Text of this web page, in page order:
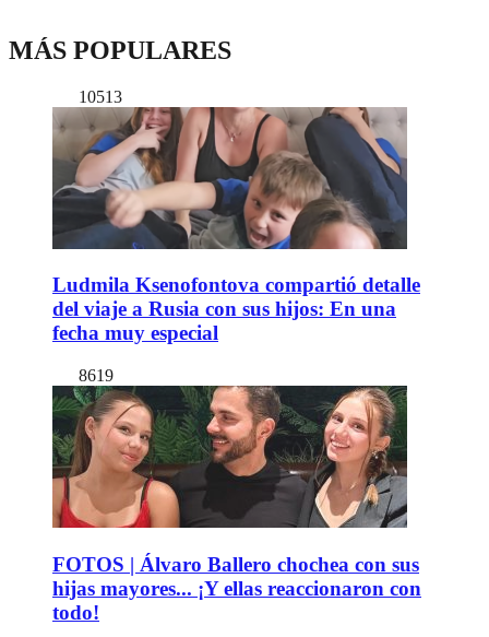
MÁS POPULARES
10513
Ludmila Ksenofontova compartió detalle
del viaje a Rusia con sus hijos: En una
fecha muy especial
8619
FOTOS | Álvaro Ballero chochea con sus
hijas mayores... ¡Y ellas reaccionaron con
todo!